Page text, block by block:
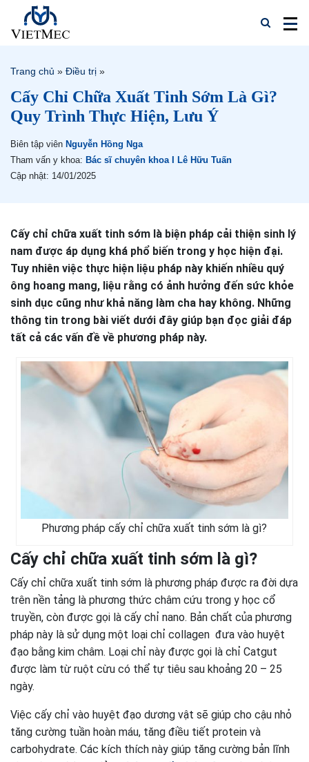
Trang chủ » Điều trị »
Cấy Chỉ Chữa Xuất Tinh Sớm Là Gì?
Quy Trình Thực Hiện, Lưu Ý
Biên tập viên Nguyễn Hồng Nga
Tham vấn y khoa: Bác sĩ chuyên khoa I Lê Hữu Tuấn
Cập nhật: 14/01/2025
Cấy chỉ chữa xuất tinh sớm là biện pháp cải thiện sinh lý
nam được áp dụng khá phổ biến trong y học hiện đại.
Tuy nhiên việc thực hiện liệu pháp này khiến nhiều quý
ông hoang mang, liệu rằng có ảnh hưởng đến sức khỏe
sinh dục cũng như khả năng làm cha hay không. Những
thông tin trong bài viết dưới đây giúp bạn đọc giải đáp
tất cả các vấn đề về phương pháp này.
Phương pháp cấy chỉ chữa xuất tinh sớm là gì?
Cấy chỉ chữa xuất tinh sớm là gì?
Cấy chỉ chữa xuất tinh sớm là phương pháp được ra đời dựa
trên nền tảng là phương thức châm cứu trong y học cổ
truyền, còn được gọi là cấy chỉ nano. Bản chất của phương
pháp này là sử dụng một loại chỉ collagen đưa vào huyệt
đạo bằng kim châm. Loại chỉ này được gọi là chỉ Catgut
được làm từ ruột cừu có thể tự tiêu sau khoảng 20 – 25
ngày.
Việc cấy chỉ vào huyệt đạo dương vật sẽ giúp cho cậu nhỏ
tăng cường tuần hoàn máu, tăng điều tiết protein và
carbohydrate. Các kích thích này giúp tăng cường bản lĩnh